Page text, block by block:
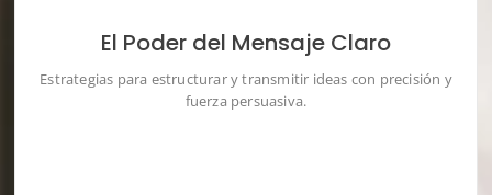
El Poder del Mensaje Claro
Estrategias para estructurar y transmitir ideas con precisión y
fuerza persuasiva.